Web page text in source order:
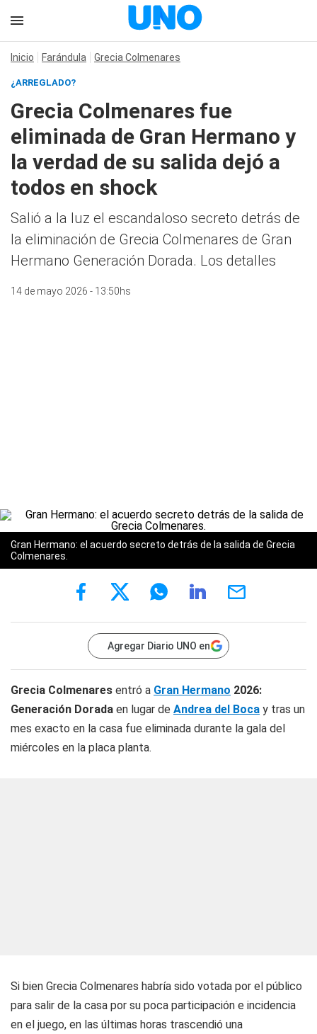
Inicio Farándula Grecia Colmenares
¿ARREGLADO?
Grecia Colmenares fue
eliminada de Gran Hermano y
la verdad de su salida dejó a
todos en shock
Salió a la luz el escandaloso secreto detrás de
la eliminación de Grecia Colmenares de Gran
Hermano Generación Dorada. Los detalles
14 de mayo 2026 - 13:50hs
Gran Hermano: el acuerdo secreto detrás de la salida de Grecia
Colmenares.
Agregar Diario UNO en
Grecia Colmenares entró a Gran Hermano 2026:
Generación Dorada en lugar de Andrea del Boca y tras un
mes exacto en la casa fue eliminada durante la gala del
miércoles en la placa planta.
Si bien Grecia Colmenares habría sido votada por el público
para salir de la casa por su poca participación e incidencia
en el juego, en las últimas horas trascendió una